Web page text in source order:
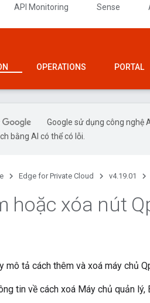
API Monitoring Sense
OPERATIONS PORTAL
Google sử dụng công nghệ
bằng AI có thể có lỗi.
Edge for Private Cloud v4.19.01
hoặc xóa nút
mô tả cách thêm và xoá máy chủ
tin về cách xoá Máy chủ quản